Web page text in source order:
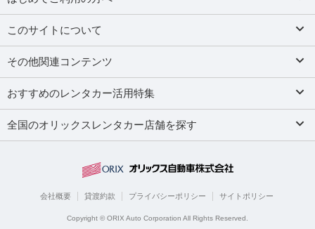
このサイトについて
その他関連コンテンツ
おすすめのレンタカー活用特集
全国のオリックスレンタカー店舗を探す
会社概要 貸渡約款 プライバシーポリシー サイトポリシー
Copyright © ORIX Auto Corporation All Rights Reserved.